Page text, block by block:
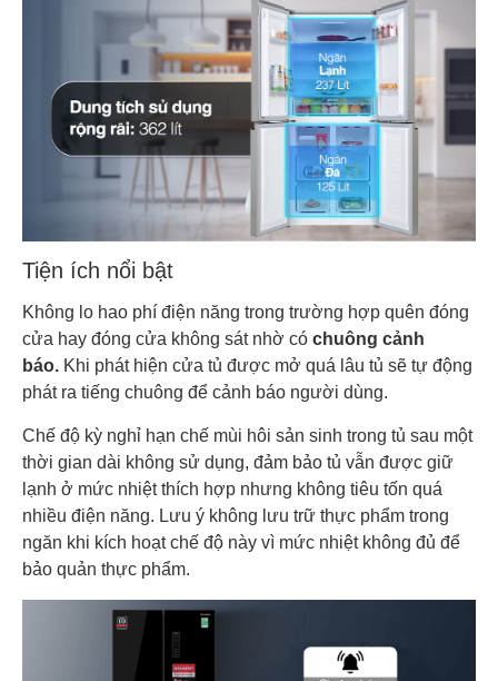
Tiện ích nổi bật
Không lo hao phí điện năng trong trường hợp quên đóng
cửa hay đóng cửa không sát nhờ có chuông cảnh
báo. Khi phát hiện cửa tủ được mở quá lâu tủ sẽ tự động
phát ra tiếng chuông để cảnh báo người dùng.
Chế độ kỳ nghỉ hạn chế mùi hôi sản sinh trong tủ sau một
thời gian dài không sử dụng, đảm bảo tủ vẫn được giữ
lạnh ở mức nhiệt thích hợp nhưng không tiêu tốn quá
nhiều điện năng. Lưu ý không lưu trữ thực phẩm trong
ngăn khi kích hoạt chế độ này vì mức nhiệt không đủ để
bảo quản thực phẩm.